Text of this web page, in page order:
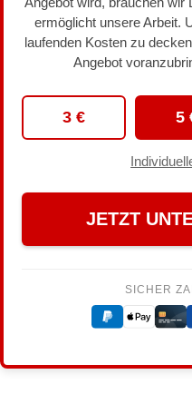
ermöglicht unsere Arbeit.
laufenden Kosten zu
Angebot
3 € 5
JETZT
SICHER